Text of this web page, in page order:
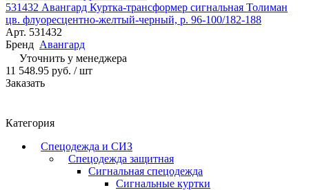
531432 Авангард Куртка-трансформер сигнальная Толиман
цв. флуоресцентно-желтый-черный, р. 96-100/182-188
Арт. 531432
Бренд Авангард
Уточнить у менеджера
11 548.95 руб. / шт
Заказать
Категория
Спецодежда и СИЗ
Спецодежда защитная
Сигнальная спецодежда
Сигнальные куртки